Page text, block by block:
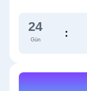
24
Gün
: